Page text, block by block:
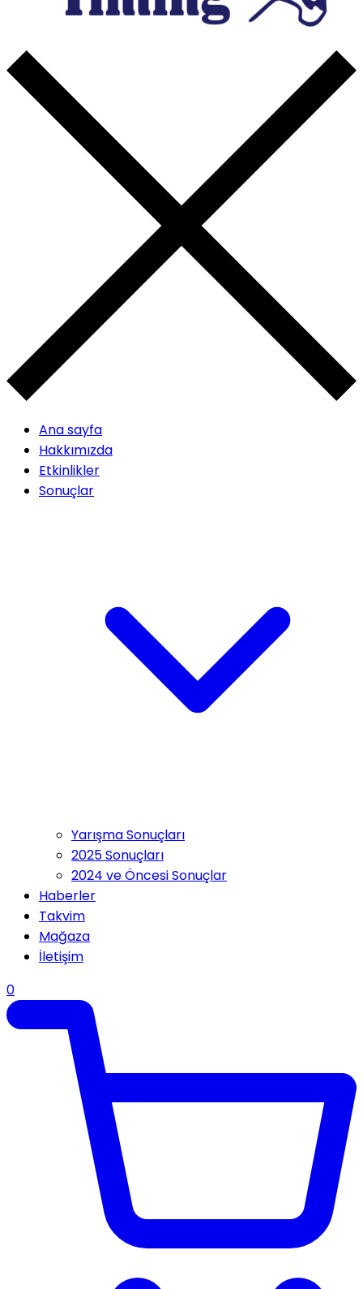
Ana sayfa
Hakkımızda
Etkinlikler
Sonuçlar
Yarışma Sonuçları
2025 Sonuçları
2024 ve Öncesi Sonuçlar
Haberler
Takvim
Mağaza
İletişim
0